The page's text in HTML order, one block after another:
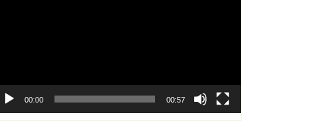
00:00 00:57